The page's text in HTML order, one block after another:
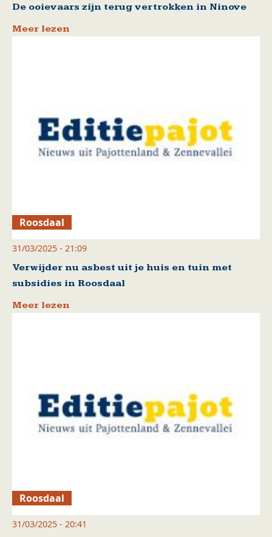
De ooievaars zijn terug vertrokken in Ninove
Meer lezen
Roosdaal
31/03/2025 - 21:09
Verwijder nu asbest uit je huis en tuin met
subsidies in Roosdaal
Meer lezen
Roosdaal
31/03/2025 - 20:41